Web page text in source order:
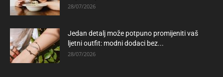
28/07/2026
Jedan detalj može potpuno promijeniti vaš
ljetni outfit: modni dodaci bez...
28/07/2026